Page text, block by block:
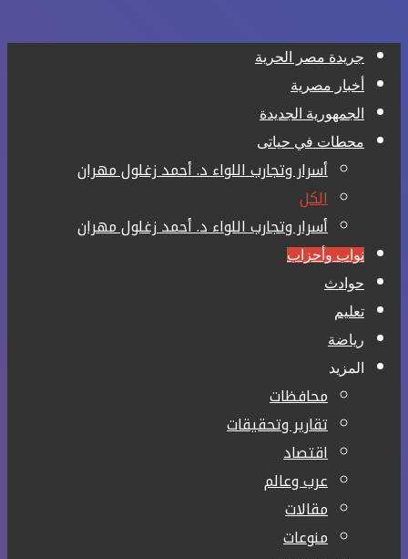
جريدة مصر الحرية
أخبار مصرية
الجمهورية الجديدة
محطات في حياتى
أسرار وتجارب اللواء د. أحمد زغلول مهران
الكل
أسرار وتجارب اللواء د. أحمد زغلول مهران
نواب وأحزاب
حوادث
تعليم
رياضة
المزيد
محافظات
تقارير وتحقيقات
اقتصاد
عرب وعالم
مقالات
منوعات